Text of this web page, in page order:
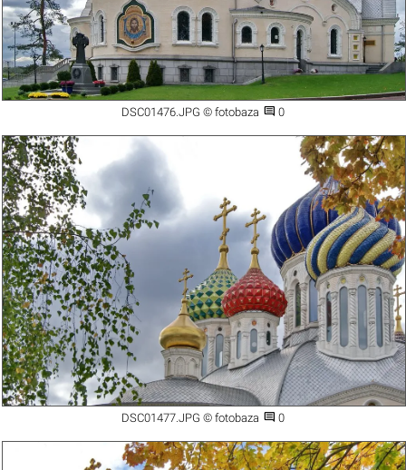
DSC01476.JPG © fotobaza  0
DSC01477.JPG © fotobaza  0